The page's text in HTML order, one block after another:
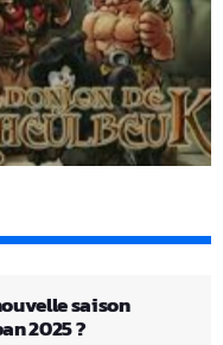
saison
2025 ?